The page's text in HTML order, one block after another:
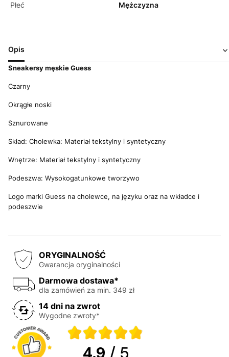
Płeć Mężczyzna
Opis
Sneakersy męskie Guess
Czarny
Okrągłe noski
Sznurowane
Skład: Cholewka: Materiał tekstylny i syntetyczny
Wnętrze: Materiał tekstylny i syntetyczny
Podeszwa: Wysokogatunkowe tworzywo
Logo marki Guess na cholewce, na języku oraz na wkładce i
podeszwie
ORYGINALNOŚĆ
Gwarancja oryginalności
Darmowa dostawa*
dla zamówień za min. 349 zł
14 dni na zwrot
Wygodne zwroty*